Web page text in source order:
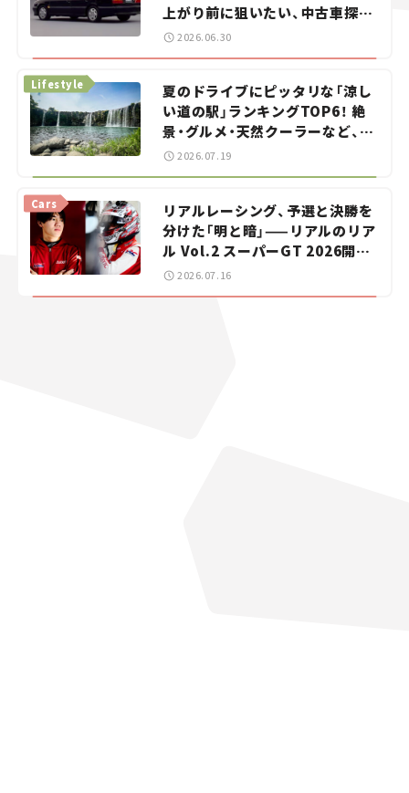
上がり前に狙いたい、中古車探し
をお手伝い――ちょっとイケてるマ
2026.06.30
夏のドライブにピッタリな「涼し
い道の駅」ランキングTOP6！ 絶
景・グルメ・天然クーラーなど、避
暑におすすめのスポットを紹介
Lifestyle
2026.07.19
リアルレーシング、予選と決勝を
分けた「明と暗」——リアルのリア
ル Vol.2 スーパーGT 2026開幕
戦 岡山国際サーキット
Cars
2026.07.16